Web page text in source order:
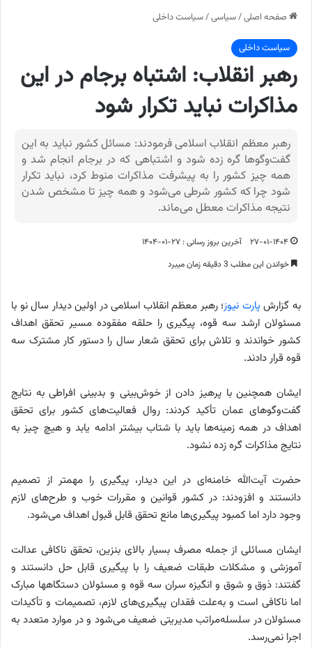
صفحه اصلی/سیاسی/سیاست داخلی
سیاست داخلی
رهبر انقلاب: اشتباه برجام در این
مذاکرات نباید تکرار شود
رهبر معظم انقلاب اسلامی فرمودند: مسائل کشور نباید به این
گفت‌وگوها گره زده شود و اشتباهی که در برجام انجام شد و
همه چیز کشور را به پیشرفت مذاکرات منوط کرد، نباید تکرار
شود چرا که کشور شرطی می‌شود و همه چیز تا مشخص شدن
نتیجه مذاکرات معطل می‌ماند.
۲۷-۰۱-۱۴۰۴
آخرین بروز رسانی : ۲۷-۰۱-۱۴۰۴
خواندن این مطلب 3 دقیقه زمان میبرد
به گزارش پارت نیوز؛ رهبر معظم انقلاب اسلامی در اولین دیدار سال نو با
مسئولان ارشد سه قوه، پیگیری را حلقه مفقوده مسیر تحقق اهداف
کشور خواندند و تلاش برای تحقق شعار سال را دستور کار مشترک سه
قوه قرار دادند.
ایشان همچنین با پرهیز دادن از خوش‌بینی و بدبینی افراطی به نتایج
گفت‌وگوهای عمان تأکید کردند: روال فعالیت‌های کشور برای تحقق
اهداف در همه زمینه‌ها باید با شتاب بیشتر ادامه یابد و هیچ چیز به
نتایج مذاکرات گره زده نشود.
حضرت آیت‌الله خامنه‌ای در این دیدار، پیگیری را مهمتر از تصمیم
دانستند و افزودند: در کشور قوانین و مقررات خوب و طرح‌های لازم
وجود دارد اما کمبود پیگیری‌ها مانع تحقق قابل قبول اهداف می‌شود.
ایشان مسائلی از جمله مصرف بسیار بالای بنزین، تحقق ناکافی عدالت
آموزشی و مشکلات طبقات ضعیف را با پیگیری قابل حل دانستند و
گفتند: ذوق و شوق و انگیزه سران سه قوه و مسئولان دستگاهها مبارک
اما ناکافی است و به‌علت فقدان پیگیری‌های لازم، تصمیمات و تأکیدات
مسئولان در سلسله‌مراتب مدیریتی ضعیف می‌شود و در موارد متعدد به
اجرا نمی‌رسد.